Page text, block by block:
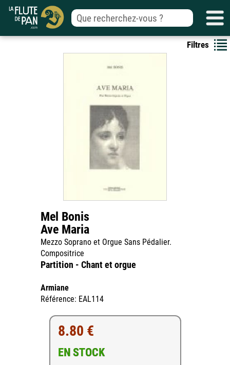
Filtres
Mel Bonis
Ave Maria
Mezzo Soprano et Orgue Sans Pédalier.
Compositrice
Partition - Chant et orgue
Armiane
Référence: EAL114
8.80 €
EN STOCK